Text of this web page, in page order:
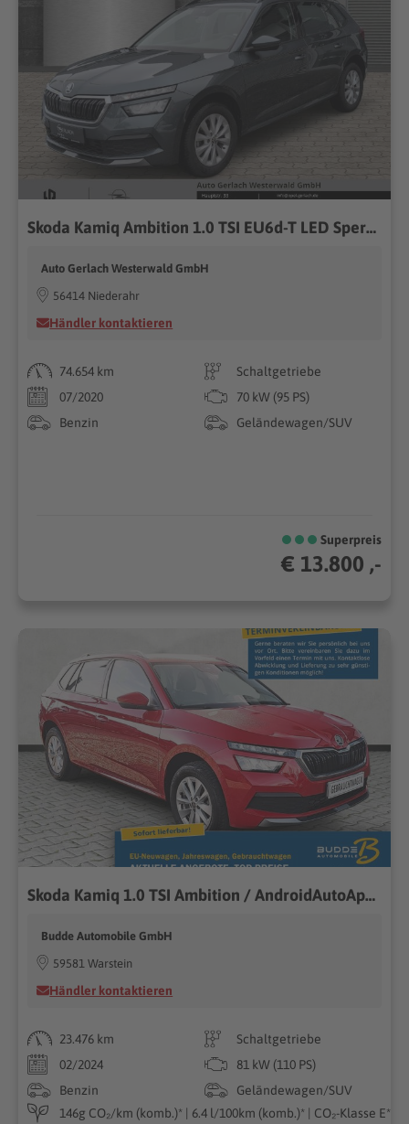
Skoda Kamiq Ambition 1.0 TSI EU6d-T LED Sperrdiff. DAB Spurhalteass. Notbremsass. Temp Tel.-Vorb.
Auto Gerlach Westerwald GmbH
56414 Niederahr
Händler kontaktieren
74.654 km
Schaltgetriebe
07/2020
70 kW (95 PS)
Benzin
Geländewagen/SUV
Superpreis
€ 13.800 ,-
Skoda Kamiq 1.0 TSI Ambition / AndroidAutoAppleCarPlay
Budde Automobile GmbH
59581 Warstein
Händler kontaktieren
23.476 km
Schaltgetriebe
02/2024
81 kW (110 PS)
Benzin
Geländewagen/SUV
146g CO₂/km (komb.)* | 6.4 l/100km (komb.)* | CO₂-Klasse E*